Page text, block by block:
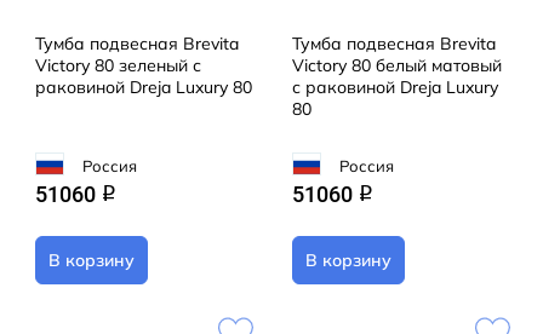
Тумба подвесная Brevita
Victory 80 зеленый с
раковиной Dreja Luxury 80
Россия
51060 q
В корзину
Тумба подвесная Brevita
Victory 80 белый матовый
с раковиной Dreja Luxury
80
Россия
51060 q
В корзину